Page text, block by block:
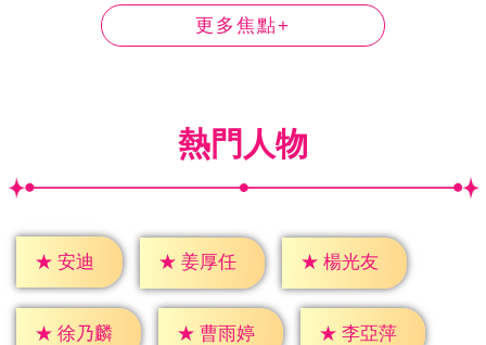
更多焦點+
熱門人物
★ 安迪 ★ 姜厚任 ★ 楊光友
★ 徐乃麟 ★ 曹雨婷 ★ 李亞萍